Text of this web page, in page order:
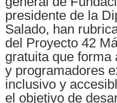
presidente de la
Salado, han
del Proyecto 42
gratuita que forma
y programadores
inclusivo y
el objetivo de